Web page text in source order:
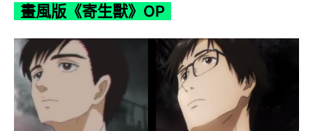
畫風版《寄生獸》OP